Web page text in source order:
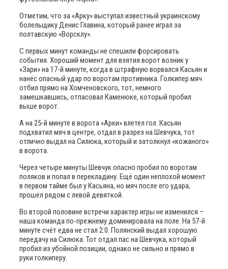
Отметим, что за «Арку» выступал известный украинскому
болельщику Денис Главина, который ранее играл за
полтавскую «Ворсклу».
С первых минут команды не спешили форсировать
события. Хороший момент для взятия ворот возник у
«Зари» на 17-й минуте, когда в штрафную ворвался Касьян и
нанёс опасный удар по воротам противника. Голкипер мяч
отбил прямо на Хомченовского, тот, немного
замешкавшись, отпасовал Каменюке, который пробил
выше ворот.
А на 25-й минуте в ворота «Арки» влетел гол. Касьян
подхватил мяч в центре, отдал в разрез на Шевчука, тот
отлично выдал на Силюка, который и затолкнул «кожаного»
в ворота.
Через четыре минуты Шевчук опасно пробил по воротам
поляков и попал в перекладину. Ещё один неплохой момент
в первом тайме был у Касьяна, но мяч после его удара,
прошёл рядом с левой девяткой.
Во второй половине встречи характер игры не изменился –
наша команда по-прежнему доминировала на поле. На 57-й
минуте счёт едва не стал 2:0. Полянский выдал хорошую
передачу на Силюка. Тот отдал пас на Шевчука, который
пробил из убойной позиции, однако не сильно и прямо в
руки голкиперу.